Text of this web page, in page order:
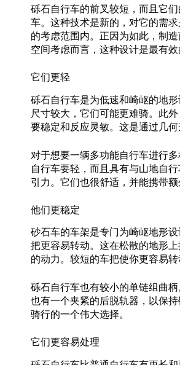
砾石自行车的前叉较短，而且它
车。这种技术是新的，对它的需
的考虑范围内。正因为如此，制
空间考虑而言，这种设计是最有效
它们更轻
砾石自行车是为低速和崎岖的地
尺寸较大，它们可能更难骑。此
要稳定和反应灵敏。这是通过几
对于想要一辆多功能自行车进行
自行车要轻，而且具有与山地自
引力。它们也很舒适，并能携带
他们更稳定
砂石车的车架是专门为崎岖地形
把更容易转动。这在松散的地形
的动力。较短的车把使你更容易
砾石自行车也有较小的单链组曲
也有一个夹紧的后脱轨器，以保
骑行的一个伟大选择。
它们更容易处理